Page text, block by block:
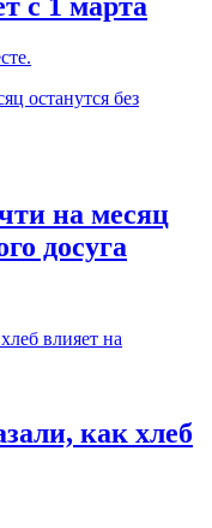
на месяц
досуга
как хлеб